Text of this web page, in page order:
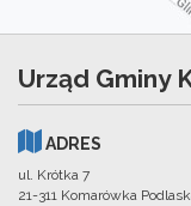
Urząd Gminy
ADRES
ul. Krótka 7
21-311 Komarówka